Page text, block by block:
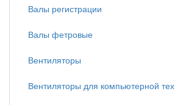
Валы регистрации
Валы фетровые
Вентиляторы
Вентиляторы для компьютерной тех